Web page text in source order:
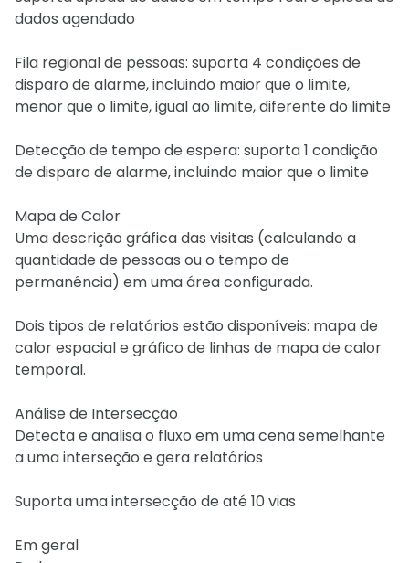
dados agendado
Fila regional de pessoas: suporta 4 condições de
disparo de alarme, incluindo maior que o limite,
menor que o limite, igual ao limite, diferente do limite
Detecção de tempo de espera: suporta 1 condição
de disparo de alarme, incluindo maior que o limite
Mapa de Calor
Uma descrição gráfica das visitas (calculando a
quantidade de pessoas ou o tempo de
permanência) em uma área configurada.
Dois tipos de relatórios estão disponíveis: mapa de
calor espacial e gráfico de linhas de mapa de calor
temporal.
Análise de Intersecção
Detecta e analisa o fluxo em uma cena semelhante
a uma interseção e gera relatórios
Suporta uma intersecção de até 10 vias
Em geral